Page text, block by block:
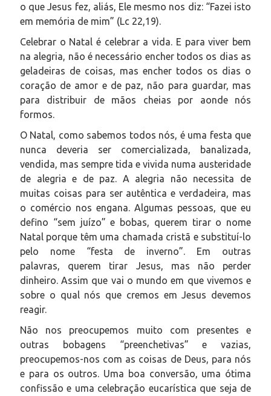
o que Jesus fez, aliás, Ele mesmo nos diz: “Fazei isto
em memória de mim” (Lc 22,19).
Celebrar o Natal é celebrar a vida. E para viver bem
na alegria, não é necessário encher todos os dias as
geladeiras de coisas, mas encher todos os dias o
coração de amor e de paz, não para guardar, mas
para distribuir de mãos cheias por aonde nós
formos.
O Natal, como sabemos todos nós, é uma festa que
nunca deveria ser comercializada, banalizada,
vendida, mas sempre tida e vivida numa austeridade
de alegria e de paz. A alegria não necessita de
muitas coisas para ser autêntica e verdadeira, mas
o comércio nos engana. Algumas pessoas, que eu
defino “sem juízo” e bobas, querem tirar o nome
Natal porque têm uma chamada cristã e substituí-lo
pelo nome “festa de inverno”. Em outras
palavras,
querem tirar Jesus, mas não perder
dinheiro. Assim que vai o mundo em que vivemos e
sobre o qual nós que cremos em Jesus devemos
reagir.
Não nos preocupemos muito com presentes e
outras bobagens “preenchetivas” e vazias,
preocupemos-nos com as coisas de Deus, para nós
e para os outros. Uma boa conversão, uma ótima
confissão e uma celebração eucarística que seja de